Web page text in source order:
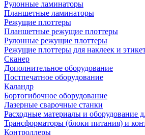
Рулонные ламинаторы
Планшетные ламинаторы
Режущие плоттеры
Планшетные режущие плоттеры
Рулонные режущие плоттеры
Режущие плоттеры для наклеек и
Сканер
Дополнительное оборудование
Постпечатное оборудование
Каландр
Бортогибочное оборудование
Лазерные сварочные станки
Расходные материалы и оборудование
Трансформаторы (блоки питания) и
Контроллеры